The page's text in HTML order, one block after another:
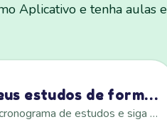
Aplicativo e tenha aulas e
Organize seus estudos de forma consistente
Crie seu próprio cronograma de estudos e siga em foco.